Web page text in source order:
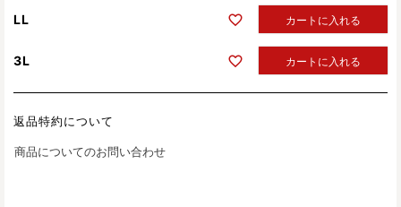
LL カートに入れる
3L カートに入れる
返品特約について
商品についてのお問い合わせ